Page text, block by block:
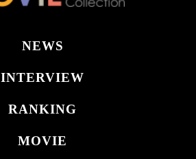
NEWS
INTERVIEW
RANKING
MOVIE